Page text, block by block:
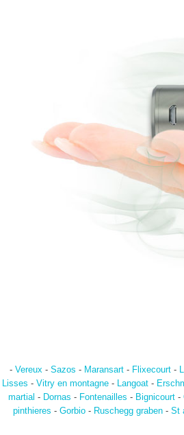
- Vereux - Sazos - Maransart - Flixecourt -
Lisses - Vitry en montagne- Langoat-
martial - Dornas - Fontenailles - Bignicourt -
pinthieres - Gorbio- Ruschegg graben- St